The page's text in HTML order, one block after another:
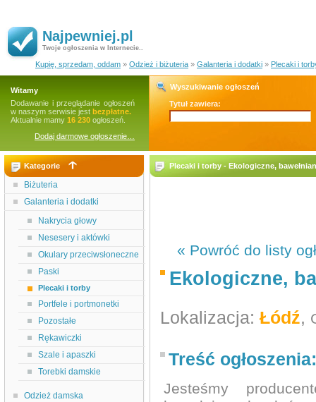
Najpewniej.pl
Twoje ogłoszenia w Internecie..
Kupię, sprzedam, oddam » Odzież i biżuteria » Galanteria i dodatki » Plecaki i
Witamy
Dodawanie i przeglądanie ogłoszeń
w naszym serwisie jest bezpłatne.
Aktualnie mamy 16 230 ogłoszeń.
Dodaj darmowe ogłoszenie…
Wyszukiwanie ogłoszeń
Tytuł zawiera:
Kategorie
Biżuteria
Galanteria i dodatki
Nakrycia głowy
Nesesery i aktówki
Okulary przeciwsłoneczne
Paski
Plecaki i torby
Portfele i portmonetki
Pozostałe
Rękawiczki
Szale i apaszki
Torebki damskie
Odzież damska
Plecaki i torby - Ekologiczne,
« Powróć do listy
Ekologiczne,
Lokalizacja: Łódź,
Treść ogłoszenia:
Jesteśmy